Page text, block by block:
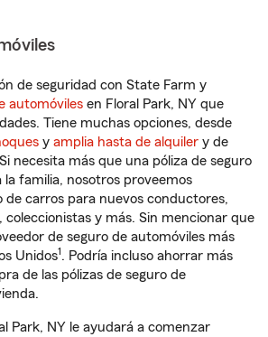
de seguridad con State Farm y
automóviles en Floral Park, NY que
Tiene muchas opciones, desde
y amplia hasta de alquiler y de
necesita más que una póliza de seguro
la familia, nosotros proveemos
de carros para nuevos conductores,
coleccionistas y más. Sin mencionar que
de seguro de automóviles más
Unidos1. Podría incluso ahorrar más
de las pólizas de seguro de
Park, NY le ayudará a comenzar